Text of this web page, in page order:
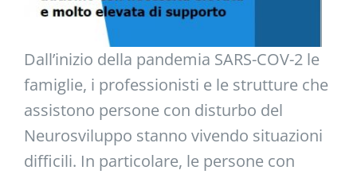
Dall’inizio della pandemia SARS-COV-2 le
famiglie, i professionisti e le strutture che
assistono persone con disturbo del
Neurosviluppo stanno vivendo situazioni
difficili. In particolare, le persone con